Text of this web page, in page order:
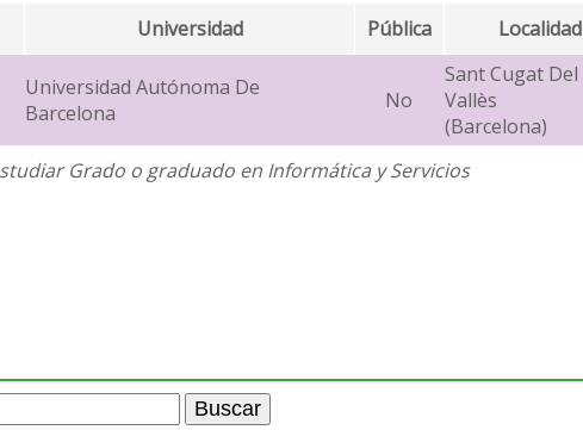
Universidad Pública Localidad
Universidad Autónoma De
Barcelona
No
Sant Cugat Del
Vallès
(Barcelona)
Grado o graduado en Informática y Servicios